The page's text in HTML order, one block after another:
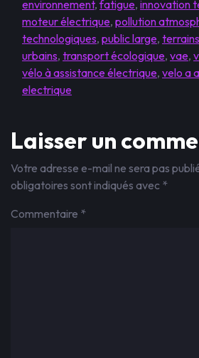
environnement,fatigue, innovation
moteur électrique, pollution
technologiques, public large,
urbains, transport écologique, vae,
vélo à assistance électrique, velo a
electrique
Laisser un
Votre adresse e-mail ne sera pas
obligatoires sont indiqués avec *
Commentaire *